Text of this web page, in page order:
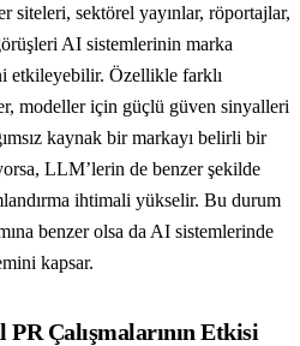
siteleri, sektörel yayınlar, röportajlar,
AI sistemlerinin marka
etkileyebilir. Özellikle farklı
modeller için güçlü güven sinyalleri
kaynak bir markayı belirli bir
LLM’lerin de benzer şekilde
ihtimali yükselir. Bu durum
benzer olsa da AI sistemlerinde
kapsar.
Çalışmalarının Etkisi